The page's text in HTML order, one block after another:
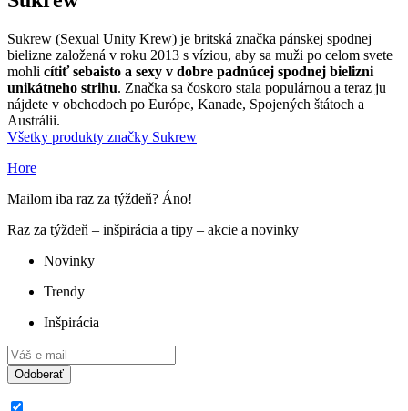
Sukrew (Sexual Unity Krew) je britská značka pánskej spodnej
bielizne založená v roku 2013 s víziou, aby sa muži po celom svete
mohli cítiť sebaisto a sexy v dobre padnúcej spodnej bielizni
unikátneho strihu. Značka sa čoskoro stala populárnou a teraz ju
nájdete v obchodoch po Európe, Kanade, Spojených štátoch a
Austrálii.
Všetky produkty značky Sukrew
Hore
Mailom iba raz za týždeň? Áno!
Raz za týždeň – inšpirácia a tipy – akcie a novinky
Novinky
Trendy
Inšpirácia
Odoberať